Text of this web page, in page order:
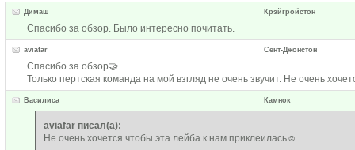
Димаш Крэйгройстон
Спасибо за обзор. Было интересно почитать.
aviafar Сент-Джонстон
Спасибо за обзор🤝
Только пертская команда на мой взгляд не очень звучит. Не очень
Василиса Камнок
aviafar писал(а):
Не очень хочется чтобы эта лейба к нам приклеилась☺️